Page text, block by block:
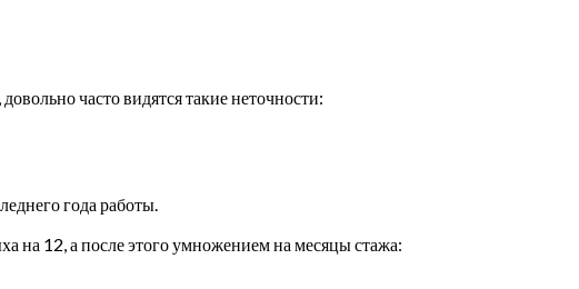
часто видятся такие неточности:
года работы.
на 12, а после этого умножением на месяцы стажа: